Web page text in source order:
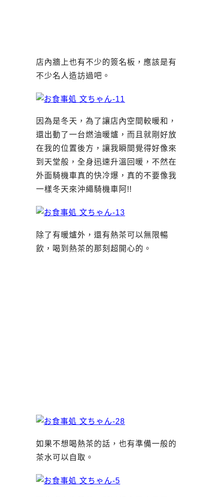
店內牆上也有不少的簽名板，應該是有
不少名人造訪過吧。
因為是冬天，為了讓店內空間較暖和，
還出動了一台燃油暖爐，而且就剛好放
在我的位置後方，讓我瞬間覺得好像來
到天堂般，全身迅速升溫回暖，不然在
外面騎機車真的快冷爆，真的不要像我
一樣冬天來沖繩騎機車阿!!
除了有暖爐外，還有熱茶可以無限暢
飲，喝到熱茶的那刻超開心的。
如果不想喝熱茶的話，也有準備一般的
茶水可以自取。